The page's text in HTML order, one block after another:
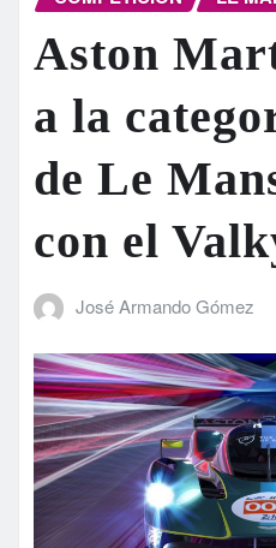
Aston
a la
de Le
con el
José Armando Gómez